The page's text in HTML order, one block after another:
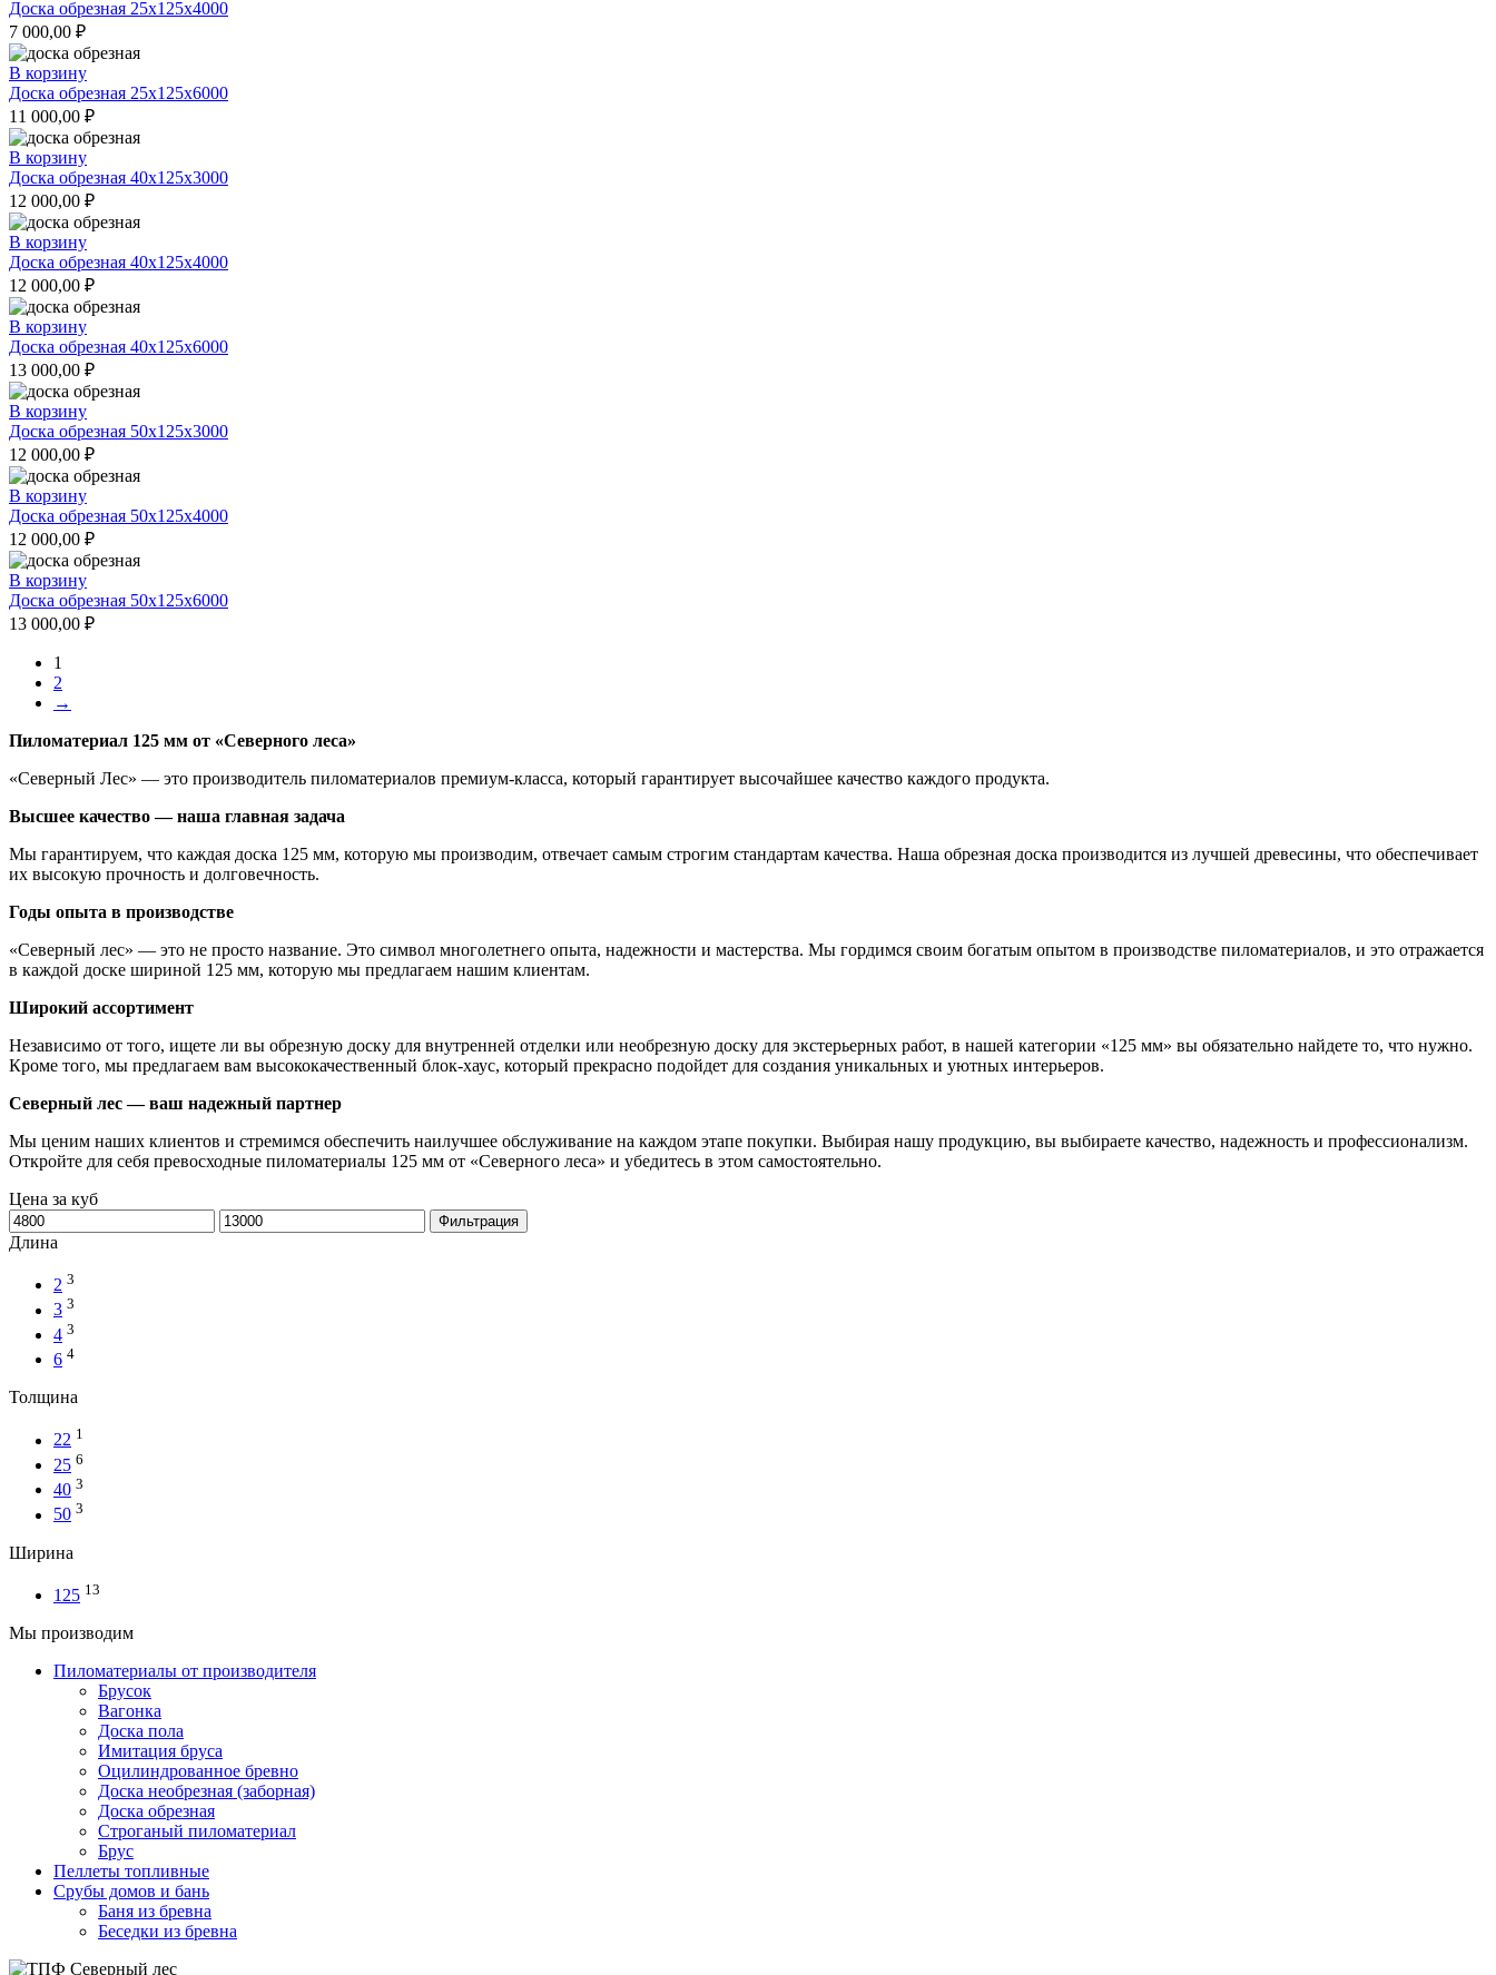
Доска обрезная 25x125x4000
7 000,00 ₽
В корзину
Доска обрезная 25x125x6000
11 000,00 ₽
В корзину
Доска обрезная 40x125x3000
12 000,00 ₽
В корзину
Доска обрезная 40x125x4000
12 000,00 ₽
В корзину
Доска обрезная 40x125x6000
13 000,00 ₽
В корзину
Доска обрезная 50x125x3000
12 000,00 ₽
В корзину
Доска обрезная 50x125x4000
12 000,00 ₽
В корзину
Доска обрезная 50x125x6000
13 000,00 ₽
1
2
→
Пиломатериал 125 мм от «Северного леса»
«Северный Лес» — это производитель пиломатериалов премиум-класса, который гарантирует высочайшее качество каждого продукта.
Высшее качество — наша главная задача
Мы гарантируем, что каждая доска 125 мм, которую мы производим, отвечает самым строгим стандартам качества. Наша обрезная доска производится из лучшей древесины, что обеспечивает
их высокую прочность и долговечность.
Годы опыта в производстве
«Северный лес» — это не просто название. Это символ многолетнего опыта, надежности и мастерства. Мы гордимся своим богатым опытом в производстве пиломатериалов, и это отражается
в каждой доске шириной 125 мм, которую мы предлагаем нашим клиентам.
Широкий ассортимент
Независимо от того, ищете ли вы обрезную доску для внутренней отделки или необрезную доску для экстерьерных работ, в нашей категории «125 мм» вы обязательно найдете то, что нужно.
Кроме того, мы предлагаем вам высококачественный блок-хаус, который прекрасно подойдет для создания уникальных и уютных интерьеров.
Северный лес — ваш надежный партнер
Мы ценим наших клиентов и стремимся обеспечить наилучшее обслуживание на каждом этапе покупки. Выбирая нашу продукцию, вы выбираете качество, надежность и профессионализм.
Откройте для себя превосходные пиломатериалы 125 мм от «Северного леса» и убедитесь в этом самостоятельно.
Цена за куб
Минимальная
цена
Максимальная
цена
Фильтрация
Длина
2 3
3 3
4 3
6 4
Толщина
22 1
25 6
40 3
50 3
Ширина
125 13
Мы производим
Пиломатериалы от производителя
Брусок
Вагонка
Доска пола
Имитация бруса
Оцилиндрованное бревно
Доска необрезная (заборная)
Доска обрезная
Строганый пиломатериал
Брус
Пеллеты топливные
Срубы домов и бань
Баня из бревна
Беседки из бревна